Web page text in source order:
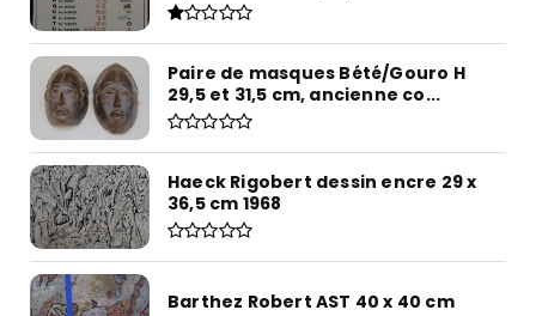
Paire de masques Bété/Gouro H
29,5 et 31,5 cm, ancienne co...
Haeck Rigobert dessin encre 29 x
36,5 cm 1968
Barthez Robert AST 40 x 40 cm